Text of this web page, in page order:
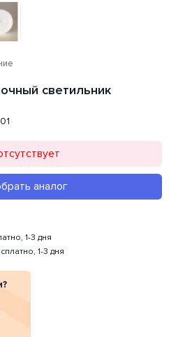
светильник
аналог
1-3 дня
1-3 дня